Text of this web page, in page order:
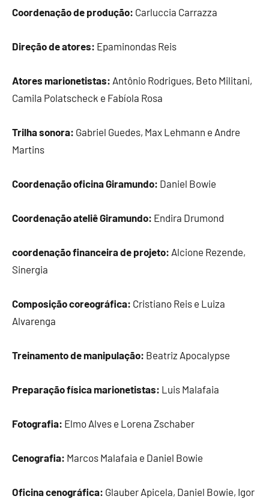
Coordenação de produção: Carluccia Carrazza
Direção de atores: Epaminondas Reis
Atores marionetistas: Antônio Rodrigues, Beto Militani,
Camila Polatscheck e Fabíola Rosa
Trilha sonora: Gabriel Guedes, Max Lehmann e Andre
Martins
Coordenação oficina Giramundo: Daniel Bowie
Coordenação ateliê Giramundo: Endira Drumond
coordenação financeira de projeto: Alcione Rezende,
Sinergia
Composição coreográfica: Cristiano Reis e Luiza
Alvarenga
Treinamento de manipulação: Beatriz Apocalypse
Preparação física marionetistas: Luis Malafaia
Fotografia: Elmo Alves e Lorena Zschaber
Cenografia: Marcos Malafaia e Daniel Bowie
Oficina cenográfica: Glauber Apicela, Daniel Bowie, Igor